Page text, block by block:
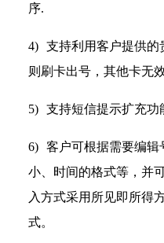
序.
4) 支持利用客户提供的
则刷卡出号，其他卡无效
5) 支持短信提示扩充功
6) 客户可根据需要编辑
小、时间的格式等，并
入方式采用所见即所得
式。